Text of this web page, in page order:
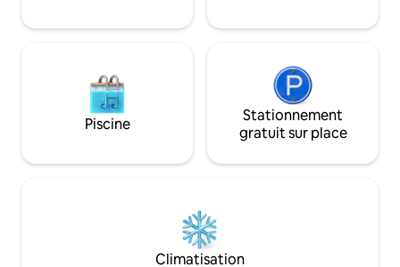
Piscine
Stationnement
gratuit sur place
Climatisation